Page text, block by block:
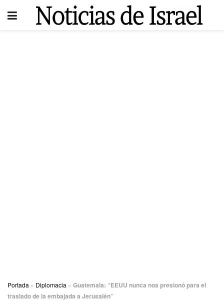
Portada » Diplomacia » Guatemala: “EEUU nunca nos presionó para el
traslado de la embajada a Jerusalén”